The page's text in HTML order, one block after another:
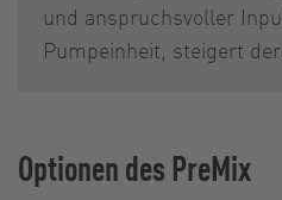
und anspruchsvoller
Pumpeinheit, steigert
Optionen des PreMix